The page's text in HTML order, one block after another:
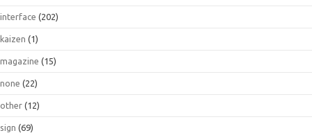
interface (202)
kaizen (1)
magazine (15)
none (22)
other (12)
sign (69)